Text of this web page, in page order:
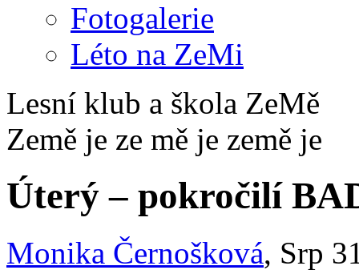
Fotogalerie
Léto na ZeMi
Lesní klub a škola ZeMě
Země je ze mě je země je
Úterý – pokročilí
Monika Černošková, Srp